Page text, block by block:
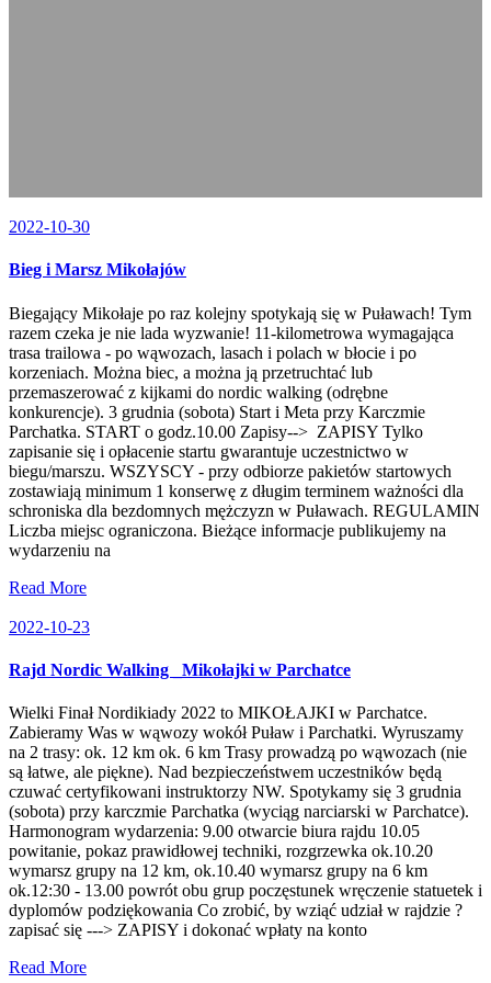
2022-10-30
Bieg i Marsz Mikołajów
Biegający Mikołaje po raz kolejny spotykają się w Puławach! Tym
razem czeka je nie lada wyzwanie! 11-kilometrowa wymagająca
trasa trailowa - po wąwozach, lasach i polach w błocie i po
korzeniach. Można biec, a można ją przetruchtać lub
przemaszerować z kijkami do nordic walking (odrębne
konkurencje). 3 grudnia (sobota) Start i Meta przy Karczmie
Parchatka. START o godz.10.00 Zapisy--> ZAPISY Tylko
zapisanie się i opłacenie startu gwarantuje uczestnictwo w
biegu/marszu. WSZYSCY - przy odbiorze pakietów startowych
zostawiają minimum 1 konserwę z długim terminem ważności dla
schroniska dla bezdomnych mężczyzn w Puławach. REGULAMIN
Liczba miejsc ograniczona. Bieżące informacje publikujemy na
wydarzeniu na
Read More
2022-10-23
Rajd Nordic Walking _Mikołajki w Parchatce
Wielki Finał Nordikiady 2022 to MIKOŁAJKI w Parchatce.
Zabieramy Was w wąwozy wokół Puław i Parchatki. Wyruszamy
na 2 trasy: ok. 12 km ok. 6 km Trasy prowadzą po wąwozach (nie
są łatwe, ale piękne). Nad bezpieczeństwem uczestników będą
czuwać certyfikowani instruktorzy NW. Spotykamy się 3 grudnia
(sobota) przy karczmie Parchatka (wyciąg narciarski w Parchatce).
Harmonogram wydarzenia: 9.00 otwarcie biura rajdu 10.05
powitanie, pokaz prawidłowej techniki, rozgrzewka ok.10.20
wymarsz grupy na 12 km, ok.10.40 wymarsz grupy na 6 km
ok.12:30 - 13.00 powrót obu grup poczęstunek wręczenie statuetek i
dyplomów podziękowania Co zrobić, by wziąć udział w rajdzie ?
zapisać się ---> ZAPISY i dokonać wpłaty na konto
Read More